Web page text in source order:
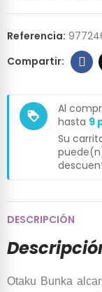
Referencia:
loyalty
Al
hasta 9
Su
DESCRIPCIÓN
Otaku Bunka